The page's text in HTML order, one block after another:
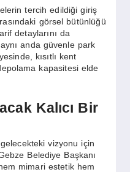
tercih edildiği giriş
görsel bütünlüğü
detaylarını da
anda güvenle park
kısıtlı kent
kapasitesi elde
Kalıcı Bir
vizyonu için
Belediye Başkanı
mimari estetik hem